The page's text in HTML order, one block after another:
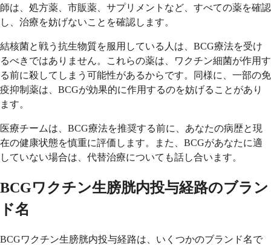
師は、処方薬、市販薬、サプリメントなど、すべての薬を確認
し、治療を妨げないことを確認します。
結核菌と戦う抗生物質を服用している人は、BCG療法を受け
るべきではありません。これらの薬は、ワクチン細菌が作用す
る前に殺してしまう可能性があるからです。同様に、一部の免
疫抑制薬は、BCGが効果的に作用するのを妨げることがあり
ます。
医療チームは、BCG療法を推奨する前に、あなたの病歴と現
在の健康状態を慎重に評価します。また、BCGがあなたに適
していない場合は、代替治療についても話し合います。
BCGワクチン生膀胱内投与経路のブラン
ド名
BCGワクチン生膀胱内投与経路は、いくつかのブランド名で